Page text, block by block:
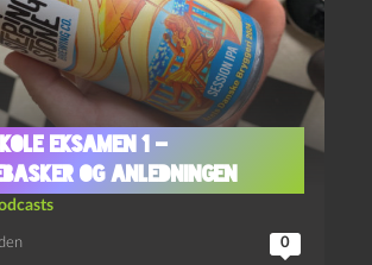
Eksamen 1 –
og Anledningen
0